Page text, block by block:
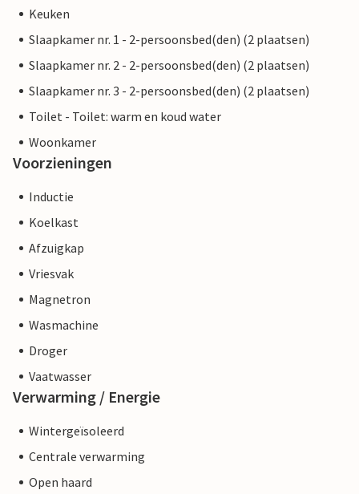
Keuken
Slaapkamer nr. 1 - 2-persoonsbed(den) (2 plaatsen)
Slaapkamer nr. 2 - 2-persoonsbed(den) (2 plaatsen)
Slaapkamer nr. 3 - 2-persoonsbed(den) (2 plaatsen)
Toilet - Toilet: warm en koud water
Woonkamer
Voorzieningen
Inductie
Koelkast
Afzuigkap
Vriesvak
Magnetron
Wasmachine
Droger
Vaatwasser
Verwarming / Energie
Wintergeïsoleerd
Centrale verwarming
Open haard